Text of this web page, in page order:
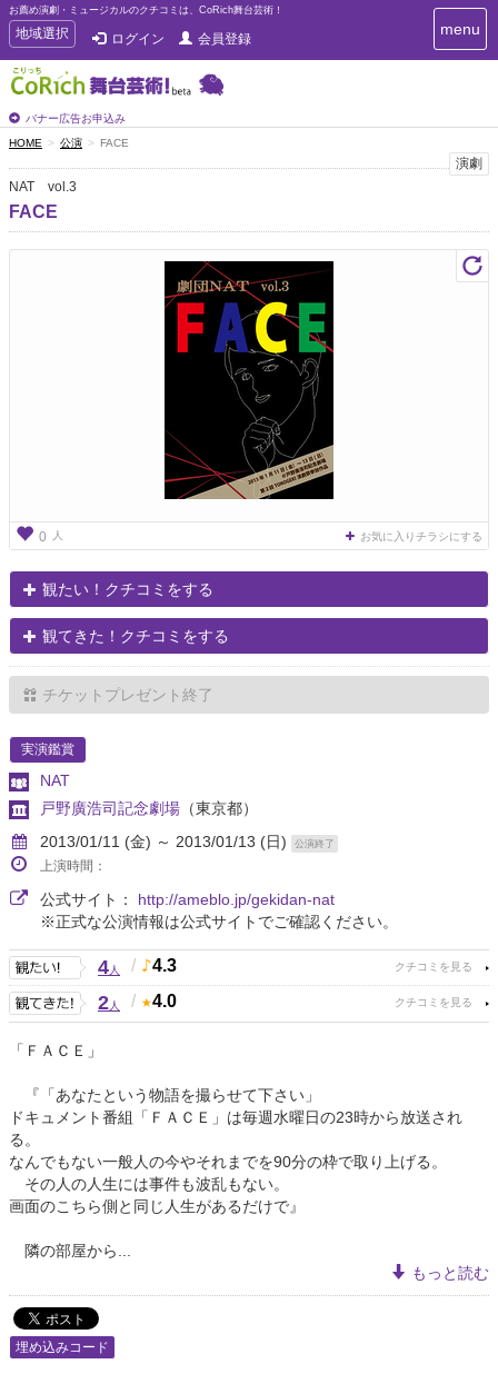
お薦め演劇・ミュージカルのクチコミは、CoRich舞台芸術！
T
o
g
g
e
n
a
v
i
g
地域選択 ログイン 会員登録
バナー広告お申込み
T
o
i
g
menu
HOME 公演 FACE
演劇
NAT vol.3
FACE
0 人 お気に入りチラシにする
観たい！クチコミをする
観てきた！クチコミをする
チケットプレゼント終了
実演鑑賞
NAT
戸野廣浩司記念劇場 （東京都）
2013/01/11 (金) ～ 2013/01/13 (日)
公演終了
上演時間：
公式サイト： http://ameblo.jp/gekidan-nat
※正式な公演情報は公式サイトでご確認ください。
4人 / 4.3
2人 / 4.0
「ＦＡＣＥ」
『「あなたという物語を撮らせて下さい」
ドキュメント番組「ＦＡＣＥ」は毎週水曜日の23時から放送され
る。
なんでもない一般人の今やそれまでを90分の枠で取り上げる。
その人の人生には事件も波乱もない。
画面のこちら側と同じ人生があるだけで』
隣の部屋から...
もっと読む
埋め込みコード